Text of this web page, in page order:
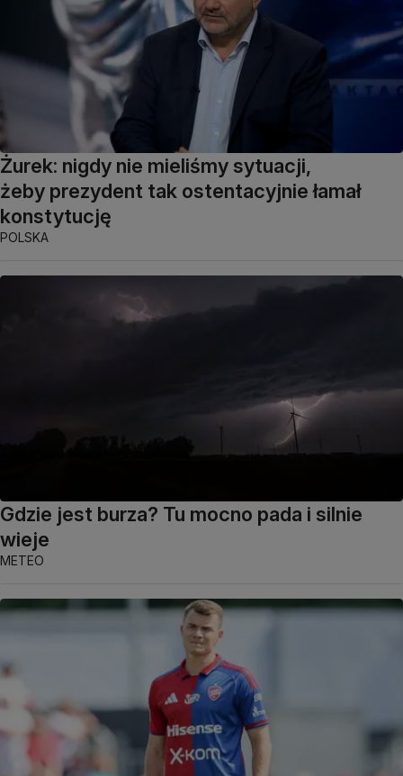
Żurek: nigdy nie mieliśmy sytuacji,
żeby prezydent tak ostentacyjnie łamał
konstytucję
POLSKA
Gdzie jest burza? Tu mocno pada i silnie
wieje
METEO